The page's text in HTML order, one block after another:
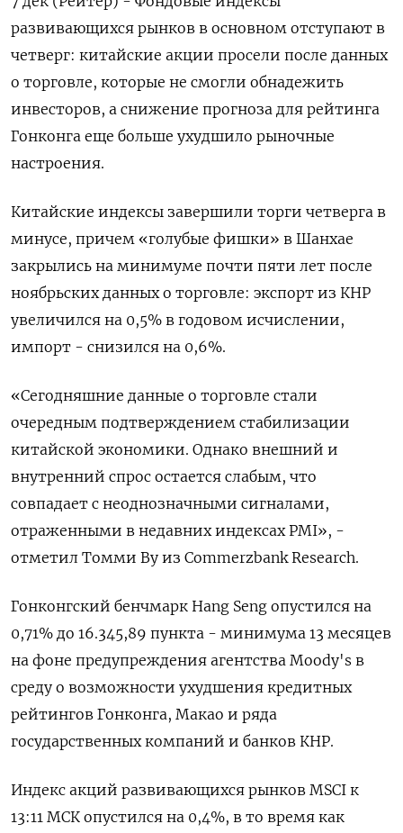
развивающихся рынков в основном отступают в
четверг: китайские акции просели после данных
о торговле, которые не смогли обнадежить
инвесторов, а снижение прогноза для рейтинга
Гонконга еще больше ухудшило рыночные
настроения.
Китайские индексы завершили торги четверга в
минусе, причем «голубые фишки» в Шанхае
закрылись на минимуме почти пяти лет после
ноябрьских данных о торговле: экспорт из КНР
увеличился на 0,5% в годовом исчислении,
импорт - снизился на 0,6%.
«Сегодняшние данные о торговле стали
очередным подтверждением стабилизации
китайской экономики. Однако внешний и
внутренний спрос остается слабым, что
совпадает с неоднозначными сигналами,
отраженными в недавних индексах PMI», -
отметил Томми Ву из Commerzbank Research.
Гонконгский бенчмарк Hang Seng опустился на
0,71% до 16.345,89​ пункта - минимума 13 месяцев
на фоне предупреждения агентства Moody's в
среду о возможности ухудшения кредитных
рейтингов Гонконга, Макао и ряда
государственных компаний и банков КНР.
Индекс акций развивающихся рынков MSCI к
13:11 МСК опустился на 0,4%, в то время как